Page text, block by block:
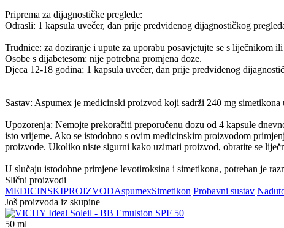
Priprema za dijagnostičke preglede:
Odrasli: 1 kapsula uvečer, dan prije predviđenog dijagnostičkog
Trudnice: za doziranje i upute za uporabu posavjetujte se s liječnikom
Osobe s dijabetesom: nije potrebna promjena doze.
Djeca 12-18 godina; 1 kapsula uvečer, dan prije predviđenog
Sastav: Aspumex je medicinski proizvod koji sadrži 240 mg simetikona
Upozorenja: Nemojte prekoračiti preporučenu dozu od 4 kapsule
isto vrijeme. Ako se istodobno s ovim medicinskim proizvodom
proizvode. Ukoliko niste sigurni kako uzimati proizvod, obratite se
U slučaju istodobne primjene levotiroksina i simetikona, potreban je
Slični proizvodi
MEDICINSKIPROIZVODAspumexSimetikon Probavni sustav
Još proizvoda iz skupine
50 ml